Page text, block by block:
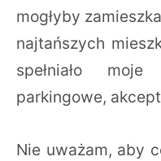
mogłyby
najtańszych
spełniało
parkingowe,
Nie uważam, aby